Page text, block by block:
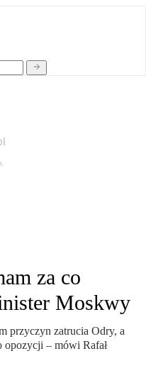
za co
Moskwy
przyczyn zatrucia Odry, a
opozycji – mówi Rafał